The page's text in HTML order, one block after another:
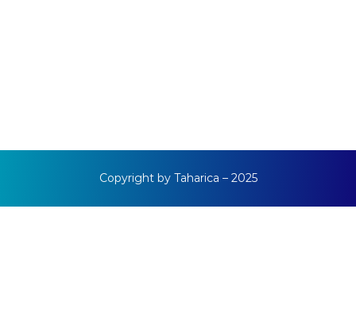
Copyright by Taharica – 2025